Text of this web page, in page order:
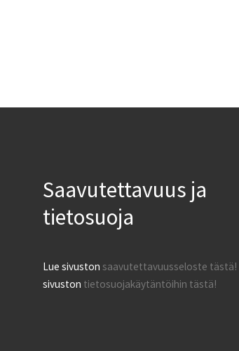
Saavutettavuus ja
tietosuoja
Lue sivuston saavutettavuusseloste tästä!
sivuston tietosuojakäytäntöihin tästä!